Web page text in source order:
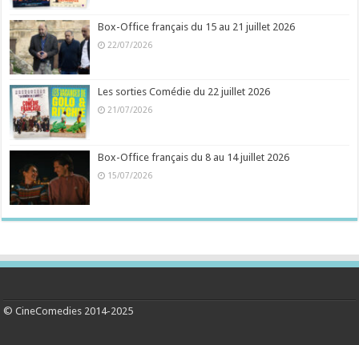
Box-Office français du 15 au 21 juillet 2026
22/07/2026
Les sorties Comédie du 22 juillet 2026
21/07/2026
Box-Office français du 8 au 14 juillet 2026
15/07/2026
© CineComedies 2014-2025